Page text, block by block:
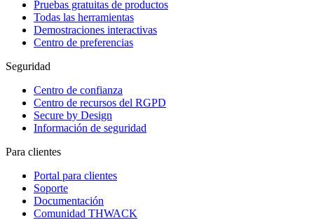
Pruebas gratuitas de productos
Todas las herramientas
Demostraciones interactivas
Centro de preferencias
Seguridad
Centro de confianza
Centro de recursos del RGPD
Secure by Design
Información de seguridad
Para clientes
Portal para clientes
Soporte
Documentación
Comunidad THWACK